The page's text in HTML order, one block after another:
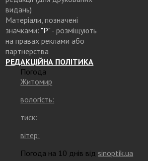
видань)
Матеріали, позначені
значками: "Р"- розміщують
на правах реклами або
партнерства
РЕДАКЦІЙНА ПОЛІТИКА
Погода
Житомир
вологість:
тиск:
вітер:
Погода на 10 днів від sinoptik.ua